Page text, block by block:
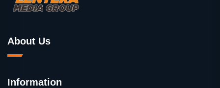
About Us
Information